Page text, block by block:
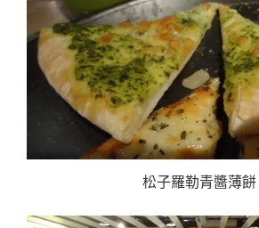
松子羅勒青醬薄餅